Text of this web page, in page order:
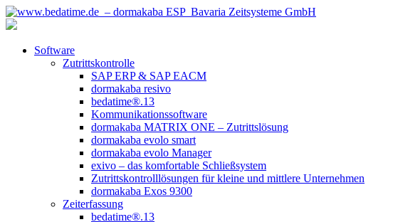
Software
Zutrittskontrolle
SAP ERP & SAP EACM
dormakaba resivo
bedatime®.13
Kommunikationssoftware
dormakaba MATRIX ONE – Zutrittslösung
dormakaba evolo smart
dormakaba evolo Manager
exivo – das komfortable Schließsystem
Zutrittskontrolllösungen für kleine und mittlere Unternehmen
dormakaba Exos 9300
Zeiterfassung
bedatime®.13